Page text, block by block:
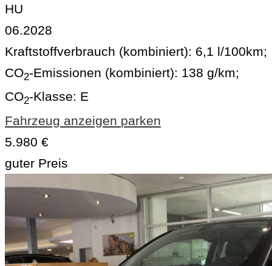
HU
06.2028
Kraftstoffverbrauch (kombiniert): 6,1 l/100km;
CO2-Emissionen (kombiniert): 138 g/km;
CO2-Klasse: E
Fahrzeug anzeigen parken
5.980 €
guter Preis